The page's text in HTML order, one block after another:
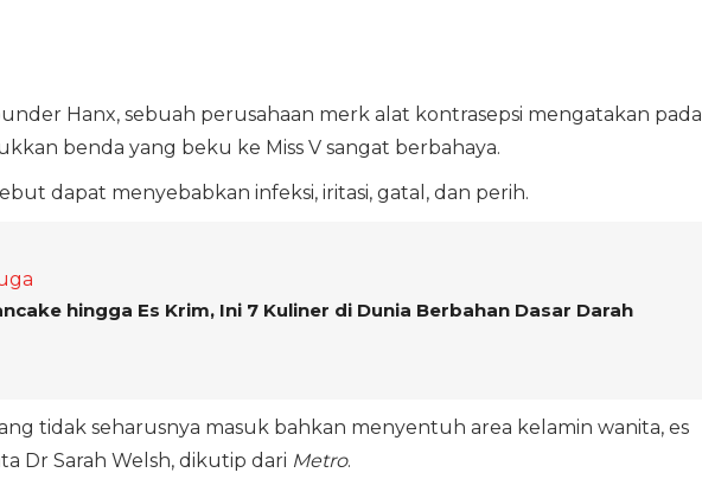
Hanx, sebuah perusahaan merk alat kontrasepsi mengatakan pada
benda yang beku ke Miss V sangat berbahaya.
dapat menyebabkan infeksi, iritasi, gatal, dan perih.
hingga Es Krim, Ini 7 Kuliner di Dunia Berbahan Dasar Darah
tidak seharusnya masuk bahkan menyentuh area kelamin wanita, es
Dr Sarah Welsh, dikutip dari Metro.